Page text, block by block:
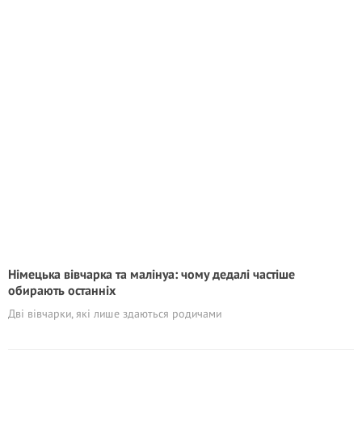
Німецька вівчарка та малінуа: чому дедалі частіше
обирають останніх
Дві вівчарки, які лише здаються родичами